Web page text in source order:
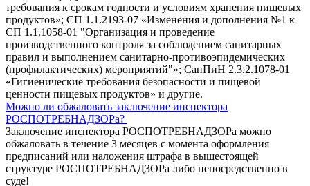
требования к срокам годности и условиям хранения пищевых
продуктов»; СП 1.1.2193-07 «Изменения и дополнения №1 к
СП 1.1.1058-01 "Организация и проведение
производственного контроля за соблюдением санитарных
правил и выполнением санитарно-противоэпидемических
(профилактических) мероприятий"»; СанПиН 2.3.2.1078-01
«Гигиенические требования безопасности и пищевой
ценности пищевых продуктов» и другие.
Можно ли обжаловать заключение инспектора
РОСПОТРЕБНАДЗОРа?
Заключение инспектора РОСПОТРЕБНАДЗОРа можно
обжаловать в течение 3 месяцев с момента оформления
предписаний или наложения штрафа в вышестоящей
структуре РОСПОТРЕБНАДЗОРа либо непосредственно в
суде!